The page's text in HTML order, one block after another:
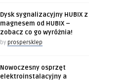
Dysk sygnalizacyjny HUBIX z
magnesem od HUBIX –
zobacz co go wyróżnia!
by prospersklep
Nowoczesny osprzęt
elektroinstalacyjny a